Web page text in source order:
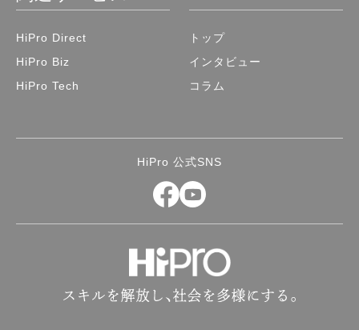
HiPro 公式SNS
HiPro Direct
HiPro Biz
HiPro Tech
トップ
インタビュー
コラム